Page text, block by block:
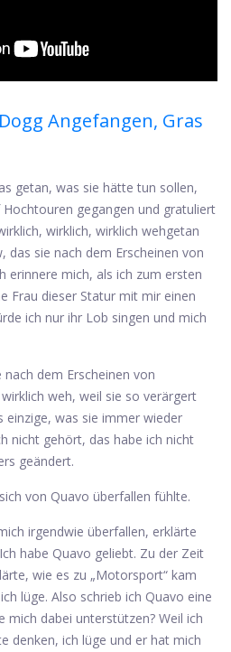
Angefangen, Gras
getan, was sie hätte tun sollen,
gegangen und gratuliert
wirklich, wirklich wehgetan
das sie nach dem Erscheinen von
erinnere mich, als ich zum ersten
Frau dieser Statur mit mir einen
ich nur ihr Lob singen und mich
dem Erscheinen von
weh, weil sie so verärgert
einzige, was sie immer wieder
nicht gehört, das habe ich nicht
geändert.
von Quavo überfallen fühlte.
irgendwie überfallen, erklärte
habe Quavo geliebt. Zu der Zeit
wie es zu „Motorsport“ kam
lüge. Also schrieb ich Quavo eine
mich dabei unterstützen? Weil ich
denken, ich lüge und er hat mich